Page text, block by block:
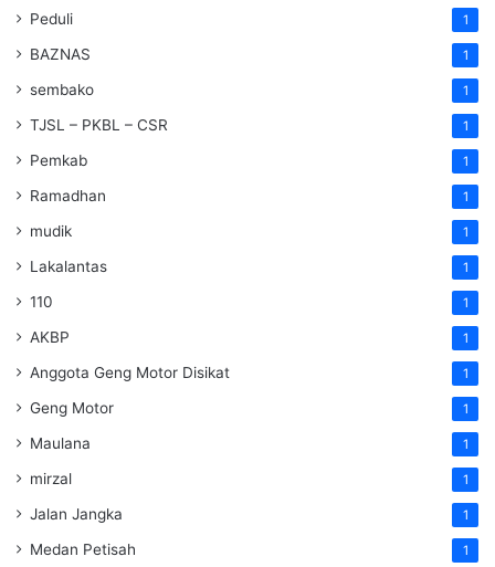
Peduli 1
BAZNAS 1
sembako 1
TJSL – PKBL – CSR 1
Pemkab 1
Ramadhan 1
mudik 1
Lakalantas 1
110 1
AKBP 1
Anggota Geng Motor Disikat 1
Geng Motor 1
Maulana 1
mirzal 1
Jalan Jangka 1
Medan Petisah 1